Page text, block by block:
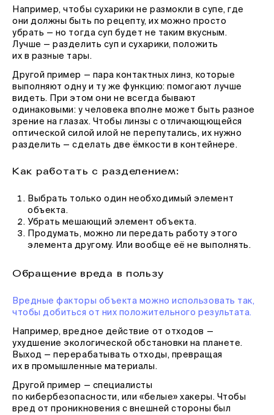
Например, чтобы сухарики не размокли в супе, где
они должны быть по рецепту, их можно просто
убрать — но тогда суп будет не таким вкусным.
Лучше — разделить суп и сухарики, положить
их в разные тары.
Другой пример — пара контактных линз, которые
выполняют одну и ту же функцию: помогают лучше
видеть. При этом они не всегда бывают
одинаковыми: у человека вполне может быть разное
зрение на глазах. Чтобы линзы с отличающющейся
оптической силой илой не перепутались, их нужно
разделить — сделать две ёмкости в контейнере.
Как работать с разделением:
Выбрать только один необходимый элемент
объекта.
Убрать мешающий элемент объекта.
Продумать, можно ли передать работу этого
элемента другому. Или вообще её не выполнять.
Обращение вреда в пользу
Вредные факторы объекта можно использовать так,
чтобы добиться от них положительного результата.
Например, вредное действие от отходов —
ухудшение экологической обстановки на планете.
Выход — перерабатывать отходы, превращая
их в промышленные материалы.
Другой пример — специалисты
по кибербезопасности, или «белые» хакеры. Чтобы
вред от проникновения с внешней стороны был